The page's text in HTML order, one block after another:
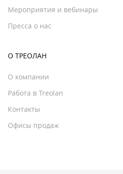
Мероприятия и вебинары
Пресса о нас
О ТРЕОЛАН
О компании
Работа в Treolan
Контакты
Офисы продаж